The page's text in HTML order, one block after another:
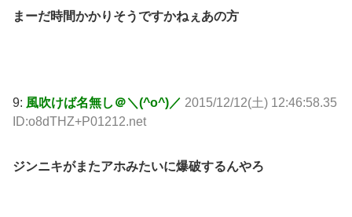
まーだ時間かかりそうですかねぇあの方
9: 風吹けば名無し＠＼(^o^)／ 2015/12/12(土) 12:46:58.35
ID:o8dTHZ+P01212.net
ジンニキがまたアホみたいに爆破するんやろ